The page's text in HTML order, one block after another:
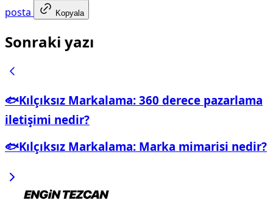
posta
Kopyala
Sonraki yazı
🐟Kılçıksız Markalama: 360 derece pazarlama
iletişimi nedir?
🐟Kılçıksız Markalama: Marka mimarisi nedir?